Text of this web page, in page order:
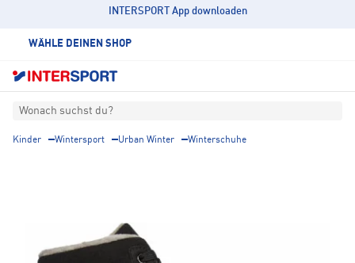
INTERSPORT App downloaden
WÄHLE DEINEN SHOP
Wonach suchst du?
Kinder Wintersport Urban Winter Winterschuhe